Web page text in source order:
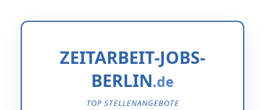
ZEITARBEIT-JOBS-
BERLIN
TOP STELLENANGEBOTE